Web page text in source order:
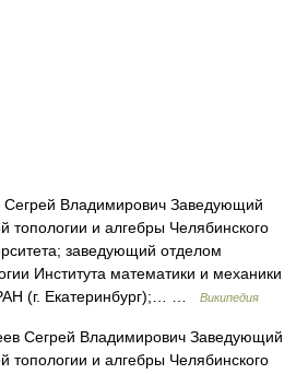
Владимирович Заведующий
топологии и алгебры Челябинского
заведующий отделом
Института математики и механики
(г. Екатеринбург);… …
Википедия
Сегрей Владимирович Заведующий
топологии и алгебры Челябинского